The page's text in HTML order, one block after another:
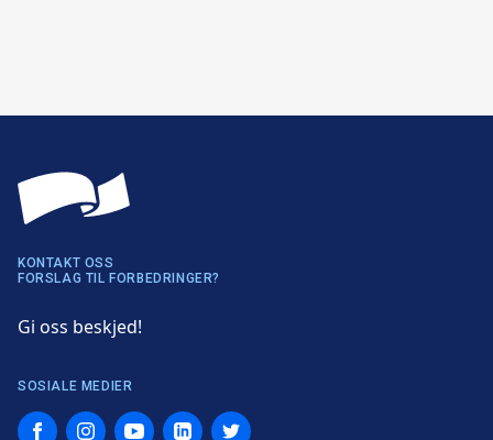
KONTAKT OSS
FORSLAG TIL FORBEDRINGER?
Gi oss beskjed!
SOSIALE MEDIER
FacebookInstagramYouTubeLinkedInTwitter